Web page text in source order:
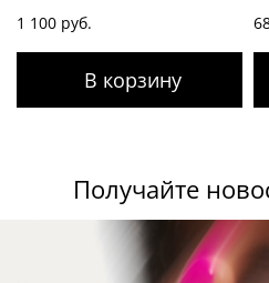
1 100 руб.
Получайте